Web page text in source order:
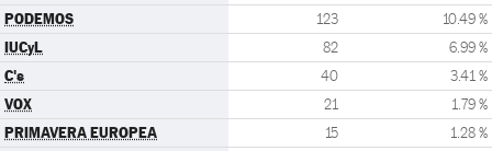
PODEMOS 123 10.49 %
IUCyL 82 6.99 %
C's 40 3.41 %
VOX 21 1.79 %
PRIMAVERA EUROPEA 15 1.28 %